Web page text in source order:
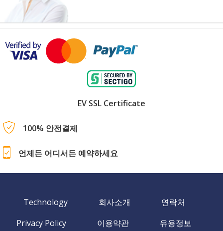
EV SSL Certificate
100% 안전결제
언제든 어디서든 예약하세요
Technology 회사소개
연락처
Privacy Policy
이용약관 유용정보